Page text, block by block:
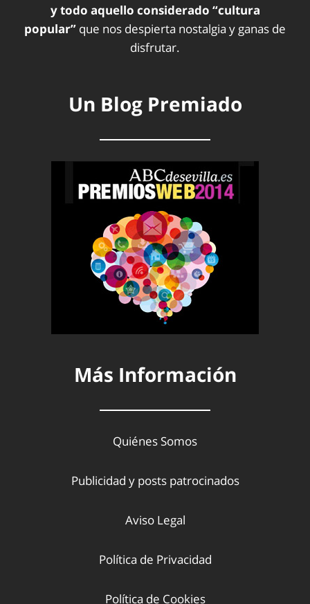
y todo aquello considerado “cultura
popular” que nos despierta nostalgia y ganas de
disfrutar.
Un Blog Premiado
Más Información
Quiénes Somos
Publicidad y posts patrocinados
Aviso Legal
Política de Privacidad
Política de Cookies